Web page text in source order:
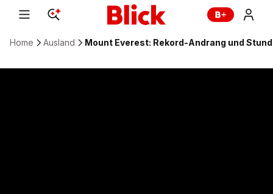
Home Ausland Mount Everest: Rekord-Andrang und